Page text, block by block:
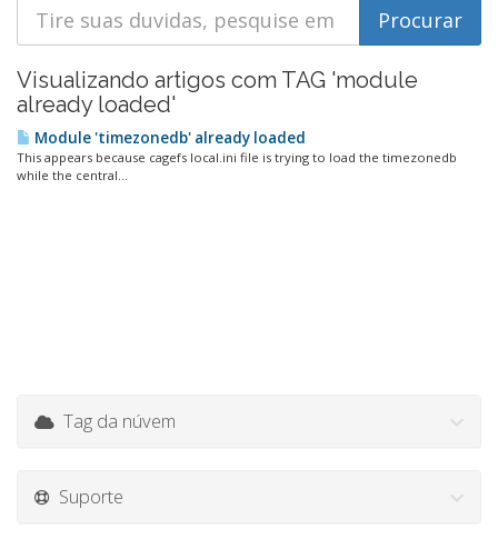
Visualizando artigos com TAG 'module
already loaded'
Module 'timezonedb' already loaded
This appears because cagefs local.ini file is trying to load the timezonedb
while the central...
Tag da núvem
Suporte